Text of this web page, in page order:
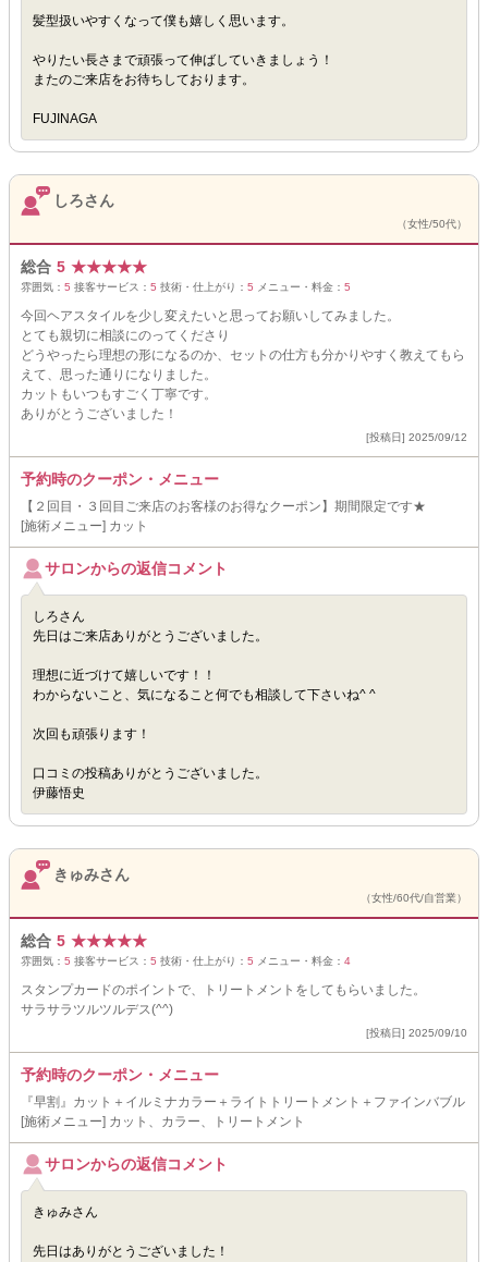
髪型扱いやすくなって僕も嬉しく思います。
やりたい長さまで頑張って伸ばしていきましょう！
またのご来店をお待ちしております。
FUJINAGA
しろさん
（女性/50代）
総合 5 ★★★★★
雰囲気： 5 接客サービス： 5 技術・仕上がり： 5 メニュー・料金： 5
今回ヘアスタイルを少し変えたいと思ってお願いしてみました。
とても親切に相談にのってくださり
どうやったら理想の形になるのか、セットの仕方も分かりやすく教えてもら
えて、思った通りになりました。
カットもいつもすごく丁寧です。
ありがとうございました！
[投稿日] 2025/09/12
予約時のクーポン・メニュー
【２回目・３回目ご来店のお客様のお得なクーポン】期間限定です★
[施術メニュー] カット
サロンからの返信コメント
しろさん
先日はご来店ありがとうございました。
理想に近づけて嬉しいです！！
わからないこと、気になること何でも相談して下さいね^ ^
次回も頑張ります！
口コミの投稿ありがとうございました。
伊藤悟史
きゅみさん
（女性/60代/自営業）
総合 5 ★★★★★
雰囲気： 5 接客サービス： 5 技術・仕上がり： 5 メニュー・料金： 4
スタンプカードのポイントで、トリートメントをしてもらいました。
サラサラツルツルデス(^^)
[投稿日] 2025/09/10
予約時のクーポン・メニュー
『早割』カット＋イルミナカラー＋ライトトリートメント＋ファインバブル
[施術メニュー] カット、カラー、トリートメント
サロンからの返信コメント
きゅみさん
先日はありがとうございました！